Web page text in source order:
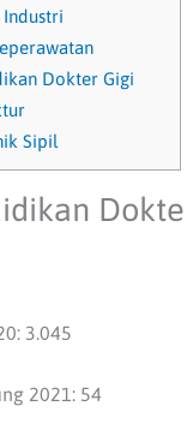
Industri
Dokter Gigi
Sipil
3.045
2021: 54